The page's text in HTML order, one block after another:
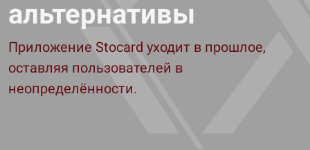
альтернативы
Приложение Stocard уходит в прошлое,
оставляя пользователей в
неопределённости.